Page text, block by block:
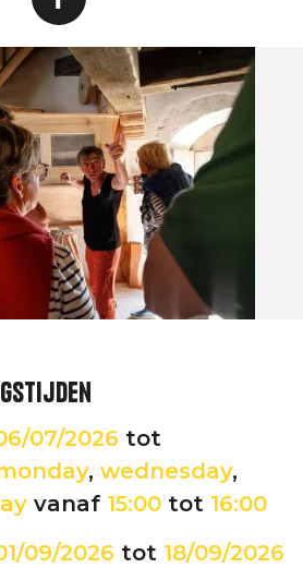
07/2026 tot
, wednesday,
vanaf 15:00 tot 16:00
09/2026 tot 18/09/2026